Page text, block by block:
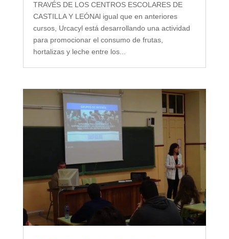
TRAVÉS DE LOS CENTROS ESCOLARES DE
CASTILLA Y LEÓNAl igual que en anteriores
cursos, Urcacyl está desarrollando una actividad
para promocionar el consumo de frutas,
hortalizas y leche entre los...